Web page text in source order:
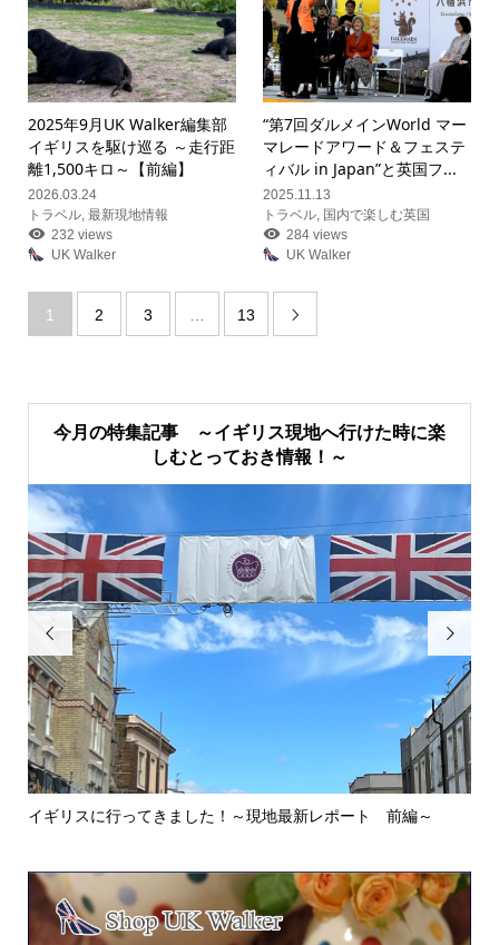
2025年9月UK Walker編集部
イギリスを駆け巡る ～走行距
離1,500キロ～【前編】
2026.03.24
トラベル, 最新現地情報
232 views
UK Walker
“第7回ダルメインWorld マー
マレードアワード＆フェステ
ィバル in Japan”と英国フ...
2025.11.13
トラベル, 国内で楽しむ英国
284 views
UK Walker
1 2 3 … 13 
今月の特集記事 ～イギリス現地へ行けた時に楽
しむとっておき情報！～

イギリスに行ってきました！～現地最新レポート 前編～
